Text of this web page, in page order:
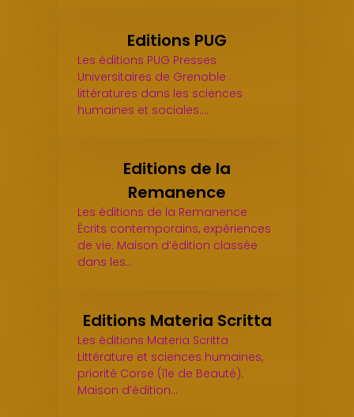
Editions PUG
Les éditions PUG Presses
Universitaires de Grenoble :
littératures dans les sciences
humaines et sociales.…
Editions de la
Remanence
Les éditions de la Remanence
Écrits contemporains, expériences
de vie. Maison d’édition classée
dans les…
Editions Materia Scritta
Les éditions Materia Scritta
Littérature et sciences humaines,
priorité Corse (île de Beauté).
Maison d’édition…